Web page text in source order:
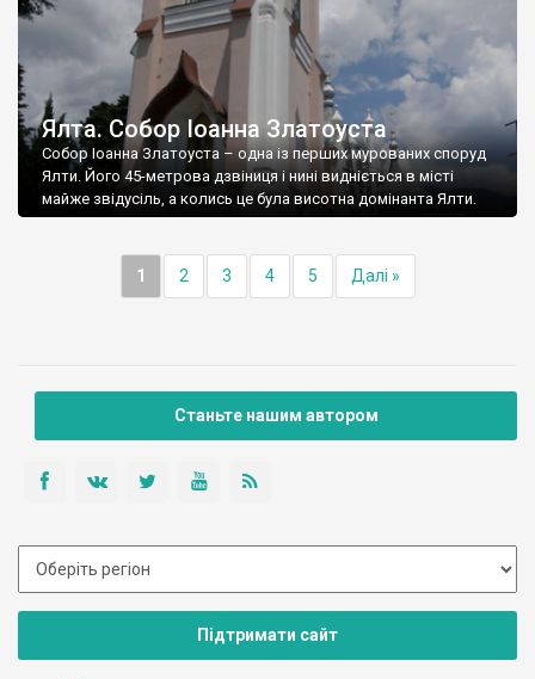
Ялта. Собор Іоанна Златоуста
Собор Іоанна Златоуста – одна із перших мурованих споруд
Ялти. Його 45-метрова дзвіниця і нині видніється в місті
майже звідусіль, а колись це була висотна домінанта Ялти.
1 2 3 4 5 Далі »
Станьте нашим автором
Підтримати сайт